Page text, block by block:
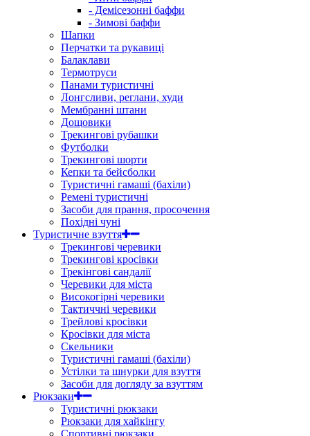
- Демісезонні баффи
- Зимові баффи
Шапки
Перчатки та рукавиці
Балаклави
Термотруси
Панами туристичні
Лонгсливи, реглани, худи
Мембранні штани
Дощовики
Трекингові рубашки
Футболки
Трекингові шорти
Кепки та бейсболки
Туристичні гамаші (бахіли)
Ремені туристичні
Засоби для прання, просочення
Похідні чуні
Туристичне взуття
Трекингові черевики
Трекингові кросівки
Трекінгові сандалії
Черевики для міста
Високогірні черевики
Тактиччні черевики
Трейлові кросівки
Кросівки для міста
Скельники
Туристичні гамаші (бахіли)
Устілки та шнурки для взуття
Засоби для догляду за взуттям
Рюкзаки
Туристичні рюкзаки
Рюкзаки для хайкінгу
Спортивні рюкзаки